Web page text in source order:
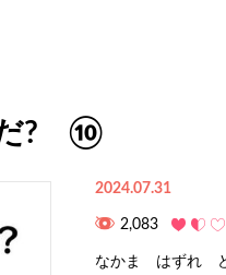
だ? ⑩
2024.07.31
2,083
なかま はずれ